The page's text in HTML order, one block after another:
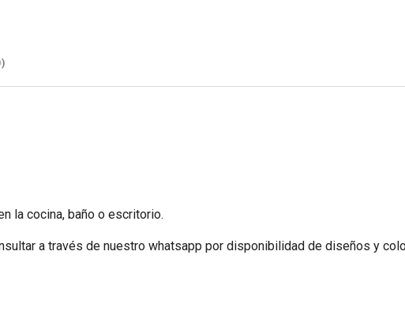
la cocina, baño o escritorio.
a través de nuestro whatsapp por disponibilidad de diseños y